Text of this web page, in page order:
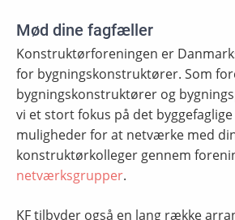
Mød dine fagfæller
Konstruktørforeningen er
for bygningskonstruktører. Som
bygningskonstruktører og
vi et stort fokus på det
muligheder for at netværke med
konstruktørkolleger gennem
netværksgrupper.
KF tilbyder også en lang række